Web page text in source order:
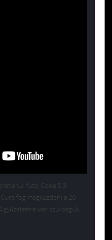
futó, Code S 3.
fog megküzdeni a 20
van szükségük.